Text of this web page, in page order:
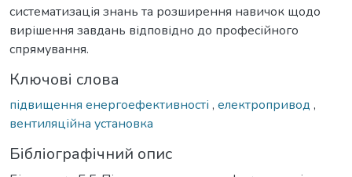
систематизація знань та розширення навичок щодо
вирішення завдань відповідно до професійного
спрямування.
Ключові слова
підвищення енергоефективності , електропривод ,
вентиляційна установка
Бібліографічний опис